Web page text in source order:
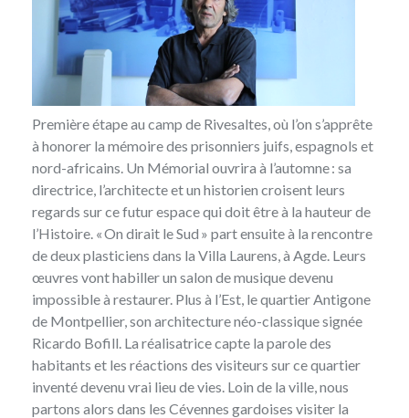
Première étape au camp de Rivesaltes, où l’on s’apprête
à honorer la mémoire des prisonniers juifs, espagnols et
nord-africains. Un Mémorial ouvrira à l’automne : sa
directrice, l’architecte et un historien croisent leurs
regards sur ce futur espace qui doit être à la hauteur de
l’Histoire. « On dirait le Sud » part ensuite à la rencontre
de deux plasticiens dans la Villa Laurens, à Agde. Leurs
œuvres vont habiller un salon de musique devenu
impossible à restaurer. Plus à l’Est, le quartier Antigone
de Montpellier, son architecture néo-classique signée
Ricardo Bofill. La réalisatrice capte la parole des
habitants et les réactions des visiteurs sur ce quartier
inventé devenu vrai lieu de vies. Loin de la ville, nous
partons alors dans les Cévennes gardoises visiter la